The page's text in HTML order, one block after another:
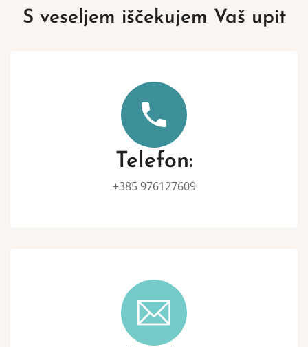
S veseljem iščekujem Vaš upit
Telefon:
+385 976127609